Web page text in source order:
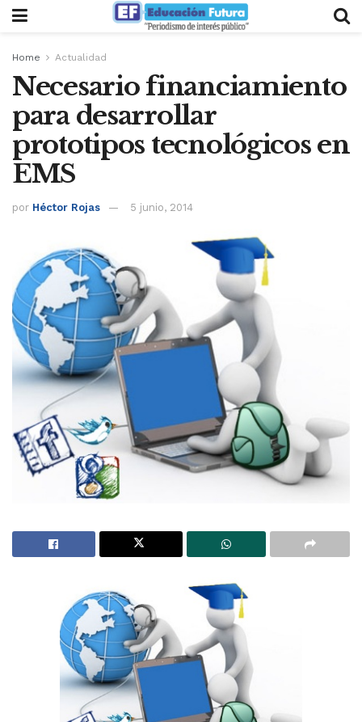
Home Actualidad
Necesario financiamiento
para desarrollar
prototipos tecnológicos en
EMS
por Héctor Rojas 5 junio, 2014